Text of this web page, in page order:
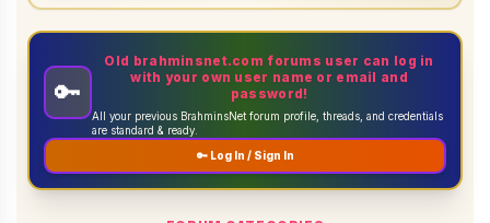
🔑
Old brahminsnet.com forums user can log in
with your own user name or email and
password!
All your previous BrahminsNet forum profile, threads, and credentials
are standard & ready.
🔑 Log In / Sign In